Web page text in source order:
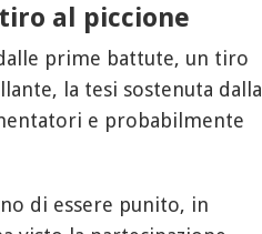
al piccione
prime battute, un tiro
la tesi sostenuta dalla
e probabilmente
di essere punito, in